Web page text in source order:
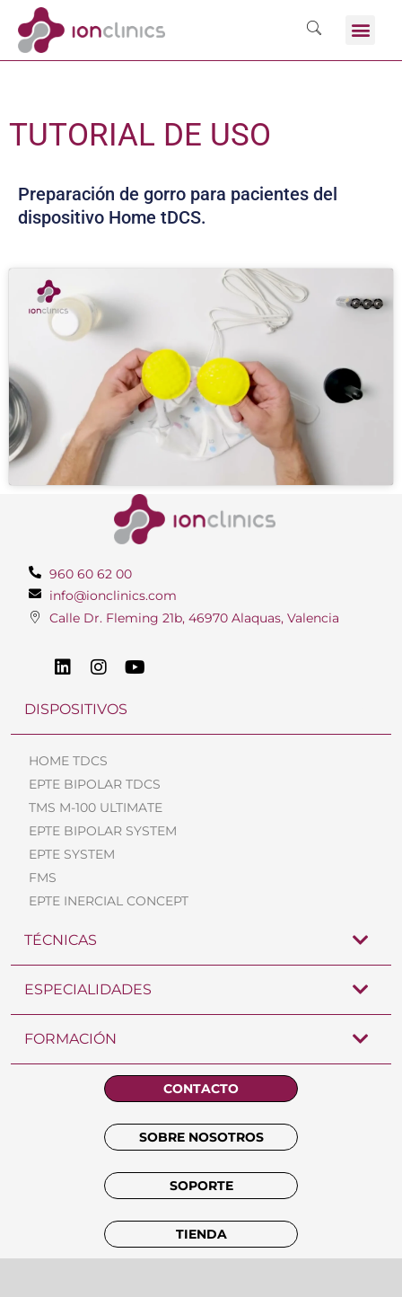
TUTORIAL DE USO
Preparación de gorro para pacientes del
dispositivo Home tDCS.
960 60 62 00
info@ionclinics.com
Calle Dr. Fleming 21b, 46970 Alaquas, Valencia
DISPOSITIVOS
HOME TDCS
EPTE BIPOLAR TDCS
TMS M-100 ULTIMATE
EPTE BIPOLAR SYSTEM
EPTE SYSTEM
FMS
EPTE INERCIAL CONCEPT
TÉCNICAS
ESPECIALIDADES
FORMACIÓN
CONTACTO
SOBRE NOSOTROS
SOPORTE
TIENDA